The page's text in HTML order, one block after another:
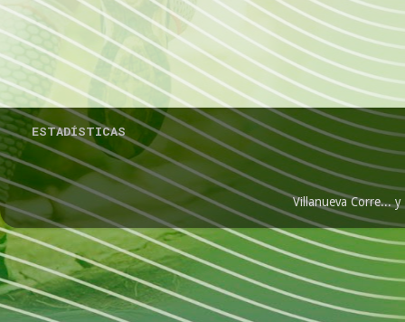
ESTADÍSTICAS
Villanueva Corre...